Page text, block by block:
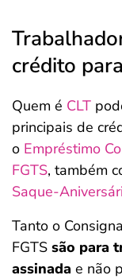
crédito
Quem é CLT
principais de
o Empréstimo
FGTS, também
Saque-
Tanto o
FGTS são para
assinada e não